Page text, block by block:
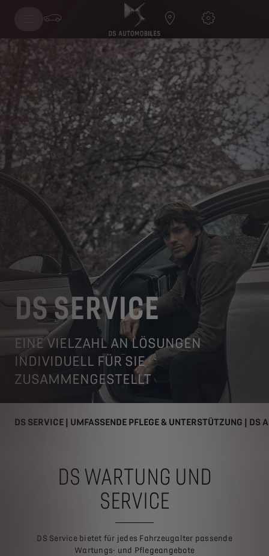
DS SERVICE
EINE VIELZAHL AN LÖSUNGEN
INDIVIDUELL FÜR SIE
ZUSAMMENGESTELLT
DS SERVICE | UMFASSENDE PFLEGE & UNTERSTÜTZUNG | DS
DS WARTUNG UND
SERVICE
DS Service bietet für jedes Fahrzeugalter passende
Wartungs- und Pflegeangebote